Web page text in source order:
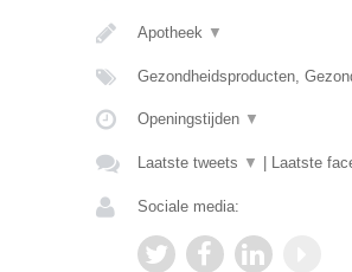
Apotheek ▼
Gezondheidsproducten,
Openingstijden ▼
Laatste tweets ▼ Laatste
Sociale media: